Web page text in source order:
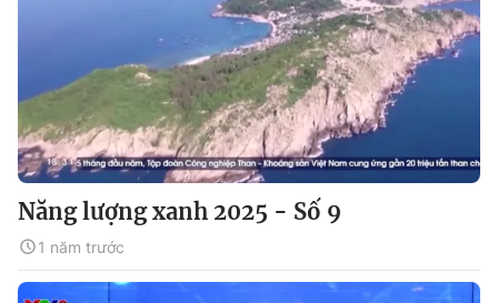
Năng lượng xanh 2025 - Số 9
1 năm trước